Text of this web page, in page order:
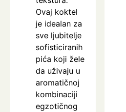
Ovaj koktel
je idealan za
sve ljubitelje
sofisticiranih
pića koji žele
da uživaju u
aromatičnoj
kombinaciji
egzotičnog